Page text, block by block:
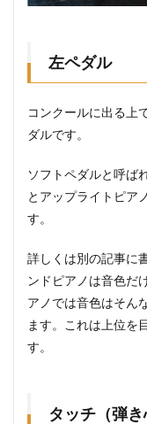
左ペダル
コンクールに出る上
ダルです。
ソフトペダルと呼ば
とアップライトピア
す。
詳しくは別の記事に
ンドピアノは音色だ
アノでは音色はそん
ます。これは上位を
す。
タッチ（弾き